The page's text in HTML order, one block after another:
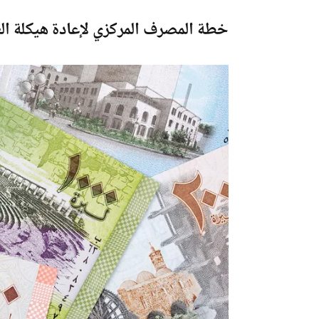
خطة المصرف المركزي لإعادة هيكلة